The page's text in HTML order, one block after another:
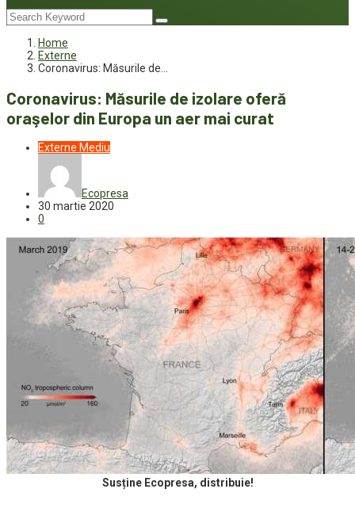
Home
Externe
Coronavirus: Măsurile de…
Coronavirus: Măsurile de izolare oferă
oraşelor din Europa un aer mai curat
Externe Mediu
Ecopresa
30 martie 2020
0
Susține Ecopresa, distribuie!